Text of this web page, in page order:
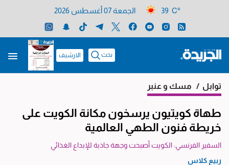
39 C° الجمعة 07 أغسطس 2026
بحث الارشيف
توابل / مسك و عنبر
طهاة كويتيون يرسخون مكانة الكويت على
خريطة فنون الطهي العالمية
السفير الفرنسي: الكويت أصبحت وجهة جاذبة للإبداع الغذائي
ربيع كلاس